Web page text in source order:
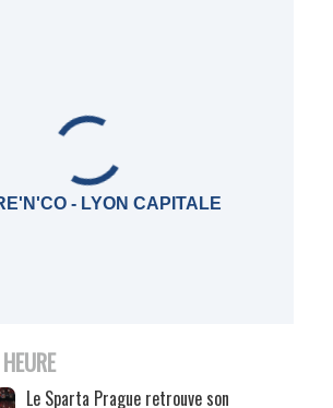
- LYON CAPITALE
Le Sparta Prague retrouve son